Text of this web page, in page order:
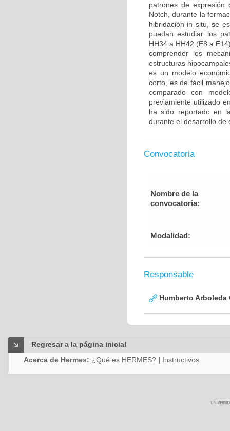
patrones de
Notch, durante la
hibridación in situ, se
puedan estudiar los
HH34 a HH42 (E8 a
comprender los
estructuras
es un modelo
corto, es de fácil
comparado con
previamiente utilizado
ha sido reportado en
durante el desarrollo de
Convocatoria
Nombre de la
convocatoria:
Modalidad:
Responsable
Humberto Arboleda
Regresar a la página inicial
Acerca de Hermes: ¿Qué es HERMES? | Instructivos